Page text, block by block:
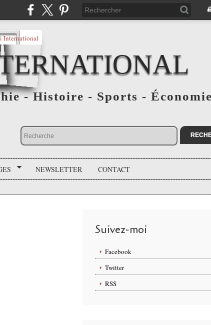
- Histoire - Sports - Économie
NEWSLETTER CONTACT
Suivez-moi
Facebook
Twitter
RSS